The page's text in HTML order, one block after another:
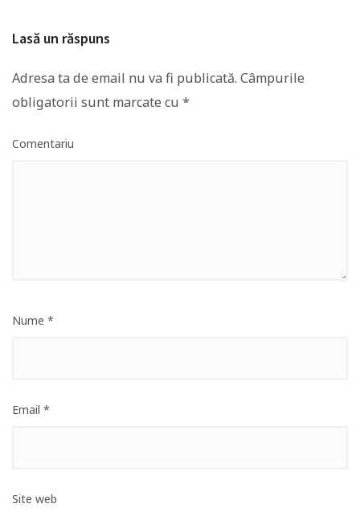
Lasă un răspuns
Adresa ta de email nu va fi publicată. Câmpurile
obligatorii sunt marcate cu *
Comentariu
Nume *
Email *
Site web